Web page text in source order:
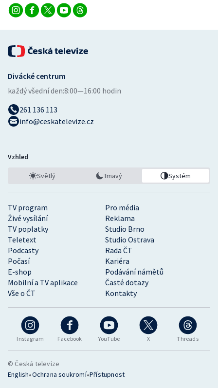
Veslování
Vodní slalom
Volejbal
Ostatní
Instagram Facebook YouTube X Threads
TV program
Pro média
Živé vysílání
Reklama
TV poplatky
Studio Brno
Teletext
Studio Ostrava
Podcasty
Rada ČT
Počasí
Kariéra
E-shop
Podávání námětů
Mobilní a TV aplikace
Časté dotazy
Vše o ČT
Kontakty
Divácké centrum
každý všední den:8:00—16:00 hodin
261 136 113
info@ceskatelevize.cz
Vzhled
Světlý Tmavý Systém
© Česká televize
English•Ochrana soukromí•Přístupnost